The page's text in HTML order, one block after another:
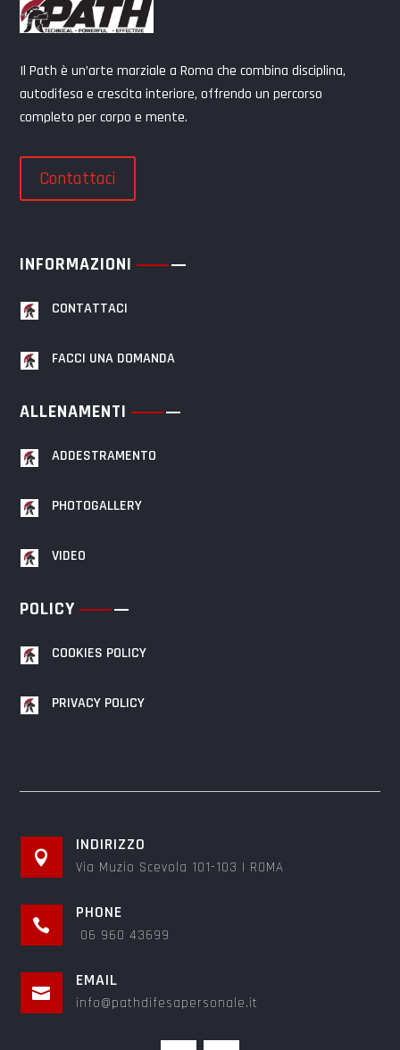
Il Path è un’arte marziale a Roma che combina disciplina,
autodifesa e crescita interiore, offrendo un percorso
completo per corpo e mente.
Contattaci
INFORMAZIONI
CONTATTACI
FACCI UNA DOMANDA
ALLENAMENTI
ADDESTRAMENTO
PHOTOGALLERY
VIDEO
POLICY
COOKIES POLICY
PRIVACY POLICY

INDIRIZZO
Via Muzio Scevola 101-103 | ROMA

PHONE
06 960 43699

EMAIL
info@pathdifesapersonale.it